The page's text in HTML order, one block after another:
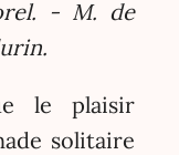
- M. de
le plaisir
solitaire